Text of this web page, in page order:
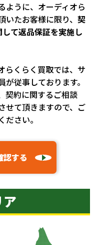
ように、オーディオら
たお客様に限り、 契
て返品保証を実施し
らくらく買取では、サ
従事しております。
契約に関するご相談
せて頂きますので、ご
さい。
認する